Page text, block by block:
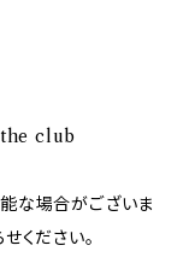
club
な場合がございま
ください。